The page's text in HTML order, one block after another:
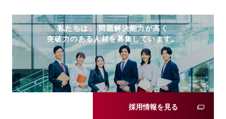
私たちは、 問題解決能力が高く
突破力のある人材を募集しています。
採用情報を見る